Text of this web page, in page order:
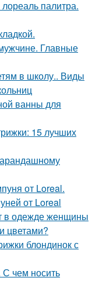
палитра.
Главные
в школу.. Виды
ванны для
15 лучших
от Loreal.
от Loreal
в одежде женщины
цветами?
блондинок с
С чем носить